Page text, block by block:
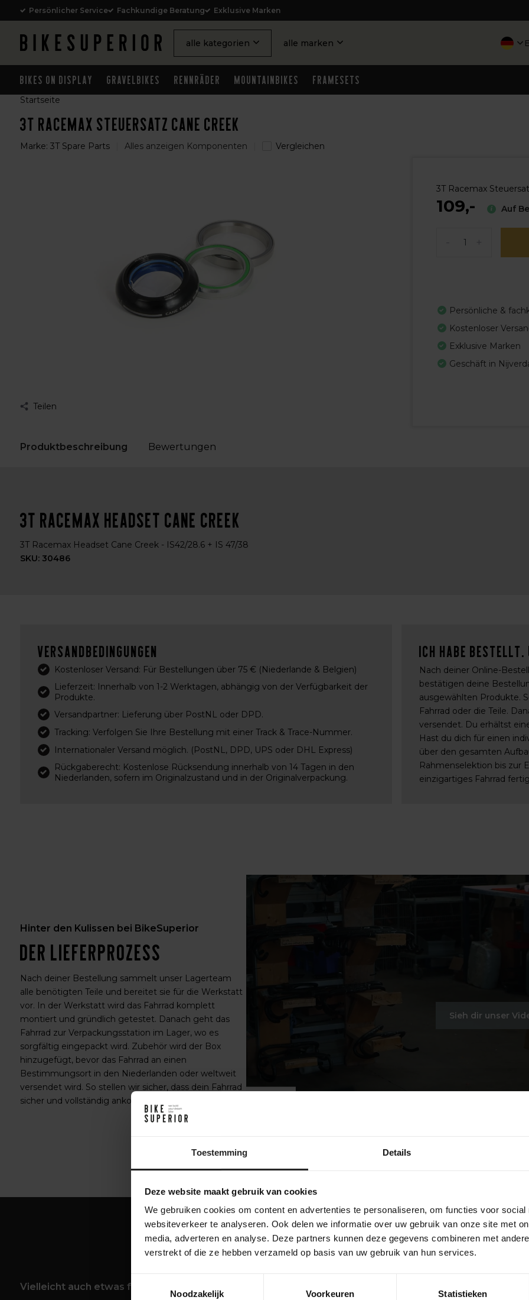
Toestemming Details
Deze website maakt gebruik van cookies
We gebruiken cookies om content en advertenties te personaliseren, om functies voor social
websiteverkeer te analyseren. Ook delen we informatie over uw gebruik van onze site met
media, adverteren en analyse. Deze partners kunnen deze gegevens combineren met
verstrekt of die ze hebben verzameld op basis van uw gebruik van hun services.
Noodzakelijk
Voorkeuren Statistieken
Persönlicher Service Fachkundige Beratung Exklusive Marken
alle kategorien alle marken
Bikes on Display Gravelbikes Rennräder Mountainbikes Framesets
Startseite
3T Racemax Steuersatz Cane Creek
Marke: 3T Spare Parts Alles anzeigen Komponenten Vergleichen
Teilen
3T Racemax
109,- Auf
Persönliche &
Kostenloser
Exklusive Marken
Geschäft in
Produktbeschreibung Bewertungen
3T Racemax Headset Cane Creek
3T Racemax Headset Cane Creek - IS42/28.6 + IS 47/38
SKU: 30486
Versandbedingungen
Kostenloser Versand: Für Bestellungen über 75 € (Niederlande & Belgien)
Lieferzeit: Innerhalb von 1-2 Werktagen, abhängig von der Verfügbarkeit der
Produkte.
Versandpartner: Lieferung über PostNL oder DPD.
Tracking: Verfolgen Sie Ihre Bestellung mit einer Track & Trace-Nummer.
Internationaler Versand möglich. (PostNL, DPD, UPS oder DHL Express)
Rückgaberecht: Kostenlose Rücksendung innerhalb von 14 Tagen in den
Niederlanden, sofern im Originalzustand und in der Originalverpackung.
Ich habe bestellt.
Nach deiner Online-
bestätigen deine
ausgewählten Produkte.
Fahrrad oder die Teile.
versendet. Du erhältst
Hast du dich für einen
über den gesamten
Rahmenselektion bis zur
einzigartiges Fahrrad
Hinter den Kulissen bei BikeSuperior
Der Lieferprozess
Nach deiner Bestellung sammelt unser Lagerteam
alle benötigten Teile und bereitet sie für die Werkstatt
vor. In der Werkstatt wird das Fahrrad komplett
montiert und gründlich getestet. Danach geht das
Fahrrad zur Verpackungsstation im Lager, wo es
sorgfältig eingepackt wird. Zubehör wird der Box
hinzugefügt, bevor das Fahrrad an einen
Bestimmungsort in den Niederlanden oder weltweit
versendet wird. So stellen wir sicher, dass dein Fahrrad
sicher und vollständig ankommt.
Sieh dir unser
Vielleicht auch etwas für dich!